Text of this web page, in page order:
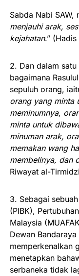
Sabda Nabi SAW,
menjauhi arak,
kejahatan.”
2. Dan dalam
bagaimana
sepuluh orang,
orang yang minta
meminumnya,
minta untuk
minuman arak,
memakan wang
membelinya, dan
Riwayat al-
3. Sebagai
(PIBK),
Malaysia
Dewan
memperkenalkan
menetapkan
serbaneka tidak